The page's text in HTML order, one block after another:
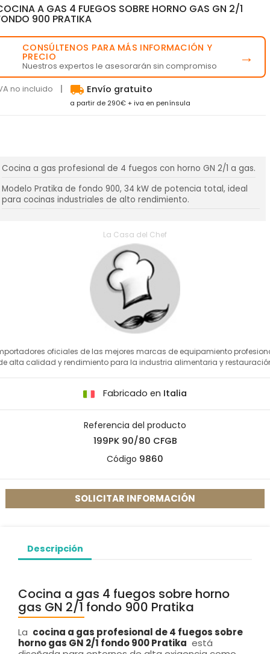
A GAS 4 FUEGOS SOBRE HORNO GAS GN 2/1
900 PRATIKA
CONSÚLTENOS PARA MÁS INFORMACIÓN Y
PRECIO
Nuestros expertos le asesorarán sin compromiso →
no incluido local_shipping Envío gratuito
a partir de 290€ + iva en península
Cocina a gas profesional de 4 fuegos con horno GN 2/1 a gas.
Modelo Pratika de fondo 900, 34 kW de potencia total, ideal
para cocinas industriales de alto rendimiento.
La Casa del Chef
oficiales de las mejores marcas de equipamiento
alta calidad y rendimiento para la industria alimentaria y
Fabricado en Italia
Referencia del producto
199PK 90/80 CFGB
Código 9860
SOLICITAR INFORMACIÓN
Descripción
Cocina a gas 4 fuegos sobre horno
gas GN 2/1 fondo 900 Pratika
La cocina a gas profesional de 4 fuegos sobre
horno gas GN 2/1 fondo 900 Pratika está